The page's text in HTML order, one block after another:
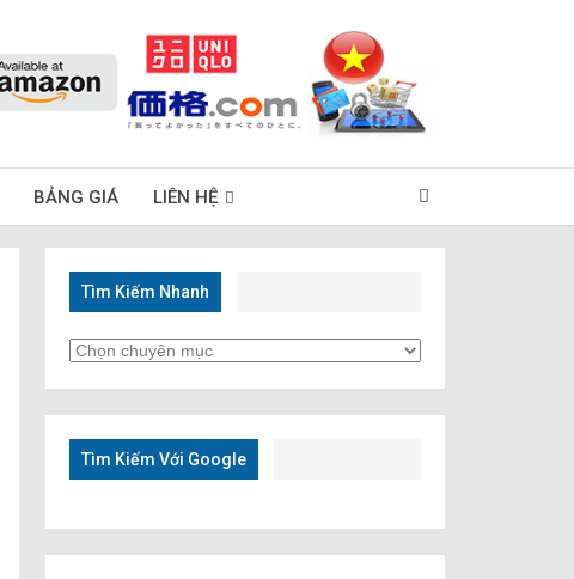
BẢNG GIÁ LIÊN HỆ
Tìm Kiếm Nhanh
Tìm
Tìm Kiếm Với Google